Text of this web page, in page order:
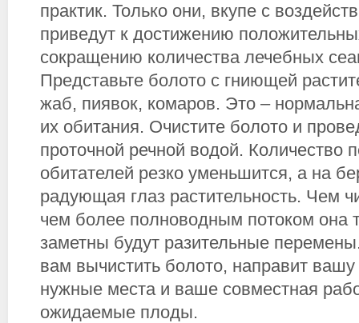
практик. Только они, вкупе с
приведут к достижению
сокращению количества лечебных
Представьте болото с гниющей
жаб, пиявок, комаров. Это –
их обитания. Очистите болото и
проточной речной водой. Количество
обитателей резко уменьшится, а на
радующая глаз растительность. Чем
чем более полноводным потоком она
заметны будут разительные
вам вычистить болото, направит
нужные места и ваше совместная
ожидаемые плоды.